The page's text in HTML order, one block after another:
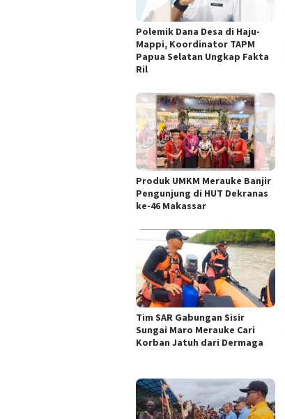
Polemik Dana Desa di Haju-
Mappi, Koordinator TAPM
Papua Selatan Ungkap Fakta
Ril
Produk UMKM Merauke Banjir
Pengunjung di HUT Dekranas
ke-46 Makassar
Tim SAR Gabungan Sisir
Sungai Maro Merauke Cari
Korban Jatuh dari Dermaga